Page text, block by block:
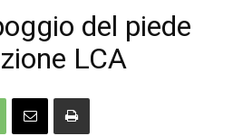
del piede
LCA